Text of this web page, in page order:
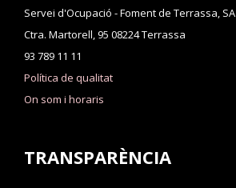
Servei d'Ocupació - Foment de Terrassa, SA
Ctra. Martorell, 95 08224 Terrassa
93 789 11 11
Política de qualitat
On som i horaris
TRANSPARÈNCIA